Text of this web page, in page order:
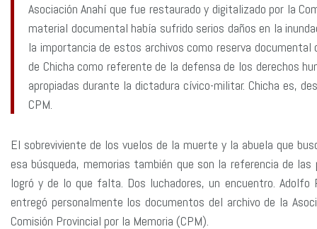
Asociación Anahí que fue restaurado y digitalizado por la
material documental había sufrido serios daños en la
la importancia de estos archivos como reserva
de Chicha como referente de la defensa de los derechos
apropiadas durante la dictadura cívico-militar. Chicha es,
CPM.
El sobreviviente de los vuelos de la muerte y la abuela que
esa búsqueda, memorias también que son la referencia de
logró y de lo que falta. Dos luchadores, un encuentro. Adolfo
entregó personalmente los documentos del archivo de la
Comisión Provincial por la Memoria (CPM).